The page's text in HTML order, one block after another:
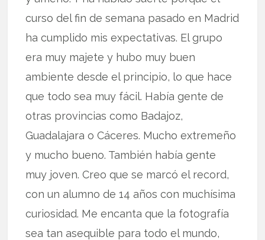
curso del fin de semana pasado en Madrid
ha cumplido mis expectativas. El grupo
era muy majete y hubo muy buen
ambiente desde el principio, lo que hace
que todo sea muy fácil. Había gente de
otras provincias como Badajoz,
Guadalajara o Cáceres. Mucho extremeño
y mucho bueno. También había gente
muy joven. Creo que se marcó el record,
con un alumno de 14 años con muchísima
curiosidad. Me encanta que la fotografía
sea tan asequible para todo el mundo,